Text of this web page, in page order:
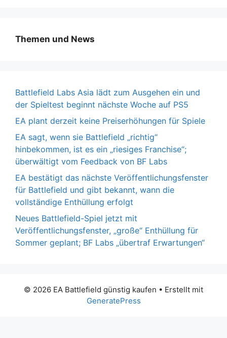
Themen und News
Battlefield Labs Asia lädt zum Ausgehen ein und
der Spieltest beginnt nächste Woche auf PS5
EA plant derzeit keine Preiserhöhungen für Spiele
EA sagt, wenn sie Battlefield „richtig“
hinbekommen, ist es ein „riesiges Franchise“;
überwältigt vom Feedback von BF Labs
EA bestätigt das nächste Veröffentlichungsfenster
für Battlefield und gibt bekannt, wann die
vollständige Enthüllung erfolgt
Neues Battlefield-Spiel jetzt mit
Veröffentlichungsfenster, „große“ Enthüllung für
Sommer geplant; BF Labs „übertraf Erwartungen“
© 2026 EA Battlefield günstig kaufen • Erstellt mit
GeneratePress